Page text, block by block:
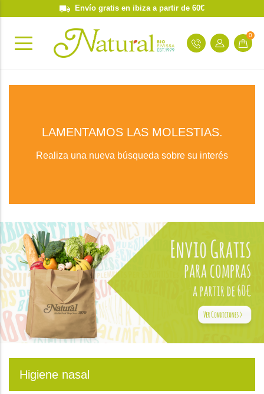
Envío gratis en ibiza a partir de 60€
0
Higiene nasal
LAMENTAMOS LAS MOLESTIAS.
Realiza una nueva búsqueda sobre su interés